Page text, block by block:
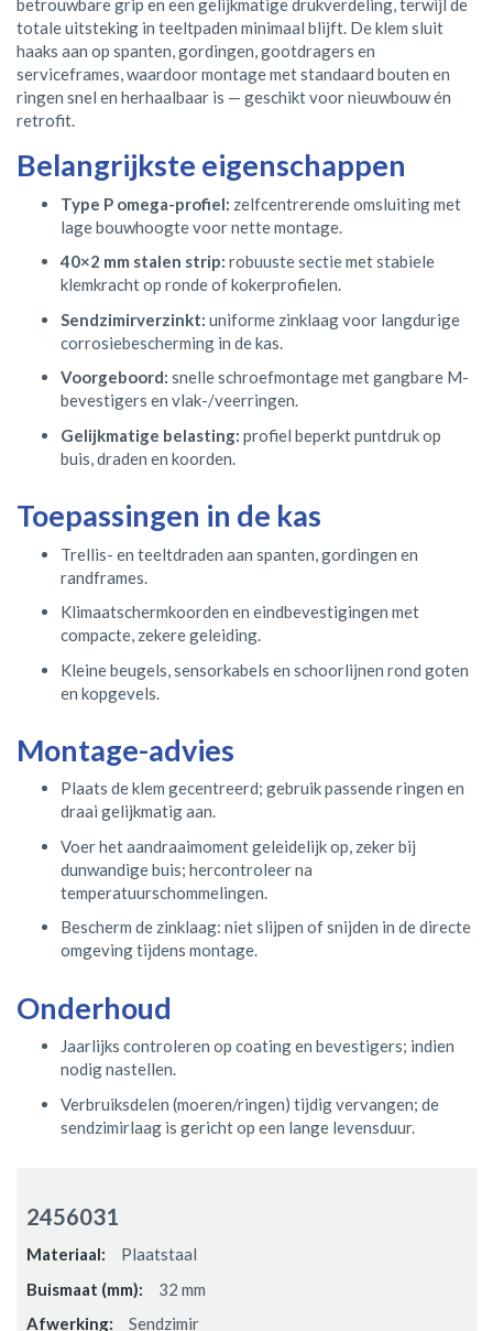
totale uitsteking in teeltpaden minimaal blijft. De klem sluit
haaks aan op spanten, gordingen, gootdragers en
serviceframes, waardoor montage met standaard bouten en
ringen snel en herhaalbaar is — geschikt voor nieuwbouw én
retrofit.
Belangrijkste eigenschappen
Type P omega-profiel: zelfcentrerende omsluiting met
lage bouwhoogte voor nette montage.
40×2 mm stalen strip: robuuste sectie met stabiele
klemkracht op ronde of kokerprofielen.
Sendzimirverzinkt: uniforme zinklaag voor langdurige
corrosiebescherming in de kas.
Voorgeboord: snelle schroefmontage met gangbare M-
bevestigers en vlak-/veerringen.
Gelijkmatige belasting: profiel beperkt puntdruk op
buis, draden en koorden.
Toepassingen in de kas
Trellis- en teeltdraden aan spanten, gordingen en
randframes.
Klimaatschermkoorden en eindbevestigingen met
compacte, zekere geleiding.
Kleine beugels, sensorkabels en schoorlijnen rond goten
en kopgevels.
Montage-advies
Plaats de klem gecentreerd; gebruik passende ringen en
draai gelijkmatig aan.
Voer het aandraaimoment geleidelijk op, zeker bij
dunwandige buis; hercontroleer na
temperatuurschommelingen.
Bescherm de zinklaag: niet slijpen of snijden in de directe
omgeving tijdens montage.
Onderhoud
Jaarlijks controleren op coating en bevestigers; indien
nodig nastellen.
Verbruiksdelen (moeren/ringen) tijdig vervangen; de
sendzimirlaag is gericht op een lange levensduur.
2456031
Plaatstaal
32 mm
Sendzimir